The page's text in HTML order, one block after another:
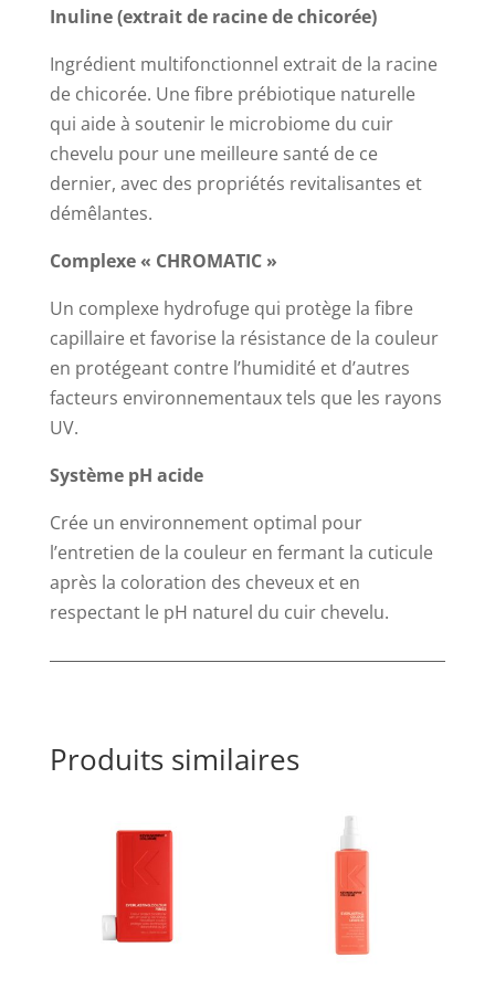
Inuline (extrait de racine de chicorée)
Ingrédient multifonctionnel extrait de la racine
de chicorée. Une fibre prébiotique naturelle
qui aide à soutenir le microbiome du cuir
chevelu pour une meilleure santé de ce
dernier, avec des propriétés revitalisantes et
démêlantes.
Complexe « CHROMATIC »
Un complexe hydrofuge qui protège la fibre
capillaire et favorise la résistance de la couleur
en protégeant contre l’humidité et d’autres
facteurs environnementaux tels que les rayons
UV.
Système pH acide
Crée un environnement optimal pour
l’entretien de la couleur en fermant la cuticule
après la coloration des cheveux et en
respectant le pH naturel du cuir chevelu.
Produits similaires